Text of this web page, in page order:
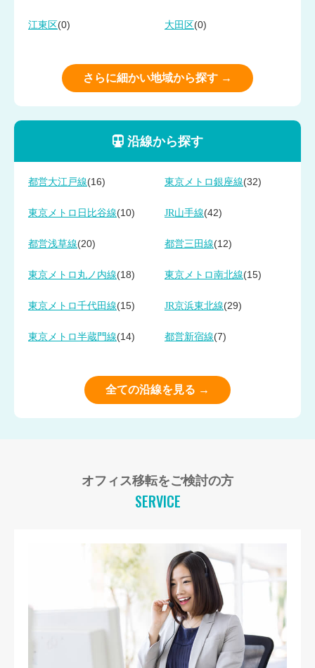
江東区 (0) 大田区 (0)
さらに細かい地域から探す →
沿線から探す
都営大江戸線(16) 東京メトロ銀座線(32)
東京メトロ日比谷線(10) JR山手線(42)
都営浅草線(20) 都営三田線(12)
東京メトロ丸ノ内線(18) 東京メトロ南北線(15)
東京メトロ千代田線(15) JR京浜東北線(29)
東京メトロ半蔵門線(14) 都営新宿線(7)
全ての沿線を見る →
オフィス移転をご検討の方
SERVICE